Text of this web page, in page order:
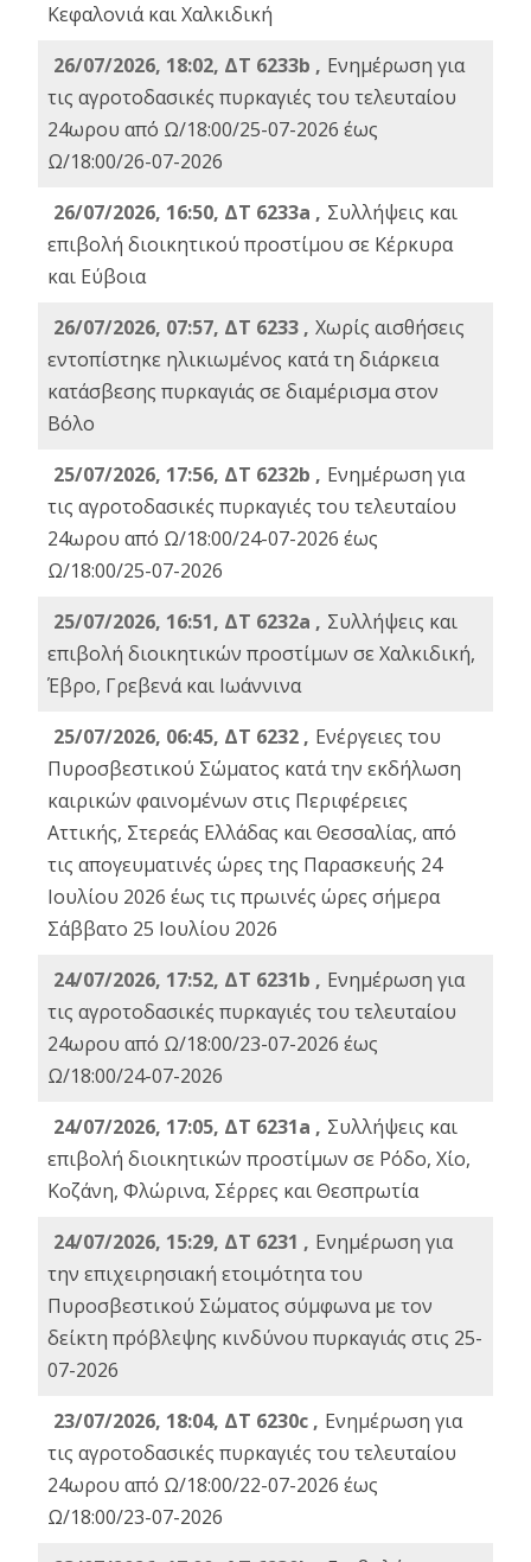
Κεφαλονιά και Χαλκιδική
26/07/2026, 18:02, ΔΤ 6233b , Ενημέρωση για
τις αγροτοδασικές πυρκαγιές του τελευταίου
24ωρου από Ω/18:00/25-07-2026 έως
Ω/18:00/26-07-2026
26/07/2026, 16:50, ΔΤ 6233a , Συλλήψεις και
επιβολή διοικητικού προστίμου σε Κέρκυρα
και Εύβοια
26/07/2026, 07:57, ΔΤ 6233 , Χωρίς αισθήσεις
εντοπίστηκε ηλικιωμένος κατά τη διάρκεια
κατάσβεσης πυρκαγιάς σε διαμέρισμα στον
Βόλο
25/07/2026, 17:56, ΔΤ 6232b , Ενημέρωση για
τις αγροτοδασικές πυρκαγιές του τελευταίου
24ωρου από Ω/18:00/24-07-2026 έως
Ω/18:00/25-07-2026
25/07/2026, 16:51, ΔΤ 6232a , Συλλήψεις και
επιβολή διοικητικών προστίμων σε Χαλκιδική,
Έβρο, Γρεβενά και Ιωάννινα
25/07/2026, 06:45, ΔΤ 6232 , Ενέργειες του
Πυροσβεστικού Σώματος κατά την εκδήλωση
καιρικών φαινομένων στις Περιφέρειες
Αττικής, Στερεάς Ελλάδας και Θεσσαλίας, από
τις απογευματινές ώρες της Παρασκευής 24
Ιουλίου 2026 έως τις πρωινές ώρες σήμερα
Σάββατο 25 Ιουλίου 2026
24/07/2026, 17:52, ΔΤ 6231b , Ενημέρωση για
τις αγροτοδασικές πυρκαγιές του τελευταίου
24ωρου από Ω/18:00/23-07-2026 έως
Ω/18:00/24-07-2026
24/07/2026, 17:05, ΔΤ 6231a , Συλλήψεις και
επιβολή διοικητικών προστίμων σε Ρόδο, Χίο,
Κοζάνη, Φλώρινα, Σέρρες και Θεσπρωτία
24/07/2026, 15:29, ΔΤ 6231 , Ενημέρωση για
την επιχειρησιακή ετοιμότητα του
Πυροσβεστικού Σώματος σύμφωνα με τον
δείκτη πρόβλεψης κινδύνου πυρκαγιάς στις 25-
07-2026
23/07/2026, 18:04, ΔΤ 6230c , Ενημέρωση για
τις αγροτοδασικές πυρκαγιές του τελευταίου
24ωρου από Ω/18:00/22-07-2026 έως
Ω/18:00/23-07-2026